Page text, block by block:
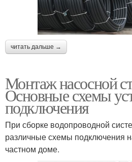
читать дальше →
Монтаж насосной
Основные схемы
подключения
При сборке водопроводной
различные схемы подключения
частном доме.